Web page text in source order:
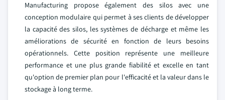
Manufacturing propose également des silos avec une
conception modulaire qui permet à ses clients de développer
la capacité des silos, les systèmes de décharge et même les
améliorations de sécurité en fonction de leurs besoins
opérationnels. Cette position représente une meilleure
performance et une plus grande fiabilité et excelle en tant
qu'option de premier plan pour l'efficacité et la valeur dans le
stockage à long terme.